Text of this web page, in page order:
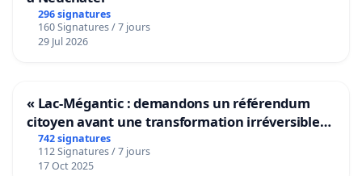
296 signatures
160 Signatures / 7 jours
29 Jul 2026
« Lac-Mégantic : demandons un référendum
citoyen avant une transformation irréversible
de notre territoire »
742 signatures
112 Signatures / 7 jours
17 Oct 2025